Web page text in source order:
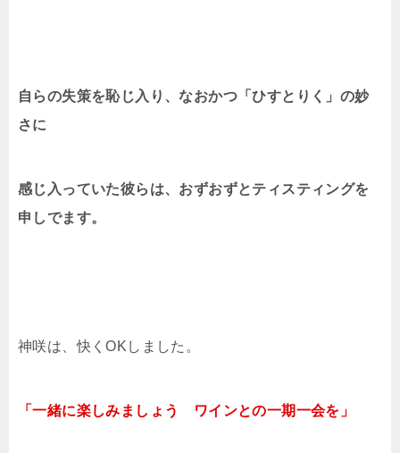
自らの失策を恥じ入り、なおかつ「ひすとりく」の妙
さに
感じ入っていた彼らは、おずおずとティスティングを
申しでます。
神咲は、快くOKしました。
「一緒に楽しみましょう ワインとの一期一会を」